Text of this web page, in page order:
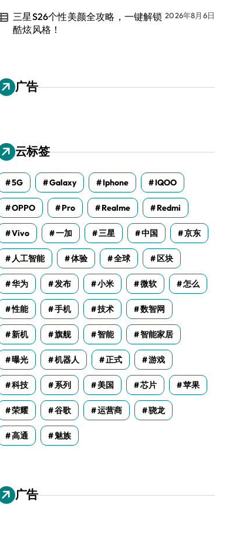
三星S26个性美颜全攻略，一键解锁
酷炫风格！
2026年8月6日
广告
云标签
5G Galaxy Iphone IQOO
OPPO Pro Realme Redmi
Vivo 一加 三星 中国 京东
人工智能 体验 全球 区块
华为 发布 小米 微软 怎么
性能 手机 技术 数智网
新机 旗舰 智能 智能家居
曝光 机器人 正式 游戏
科技 系列 美国 芯片 苹果
荣耀 谷歌 运营商 骁龙
高通 魅族
广告